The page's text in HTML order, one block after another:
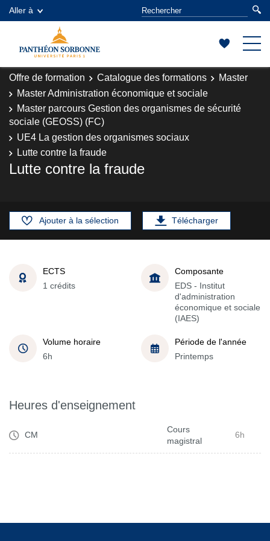
Aller à
Offre de formation Catalogue des formations
Master
Master Administration économique et sociale
Master parcours Gestion des organismes de sécurité
sociale (GEOSS) (FC)
UE4 La gestion des organismes sociaux
Lutte contre la fraude
Lutte contre la fraude
Ajouter à la sélection Télécharger
ECTS
1 crédits
Composante
EDS - Institut
d'administration
économique et sociale
(IAES)
Volume horaire
6h
Période de l'année
Printemps
Heures d'enseignement
CM
Cours
magistral
6h